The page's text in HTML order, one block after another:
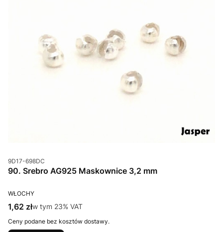
Kod produktu
9D17-698DC
90. Srebro AG925 Maskownice 3,2 mm
PRODUCENT
WŁOCHY
Cena brutto
1,62 złw tym %s VAT
w tym 23% VAT
Ceny podane bez kosztów dostawy.